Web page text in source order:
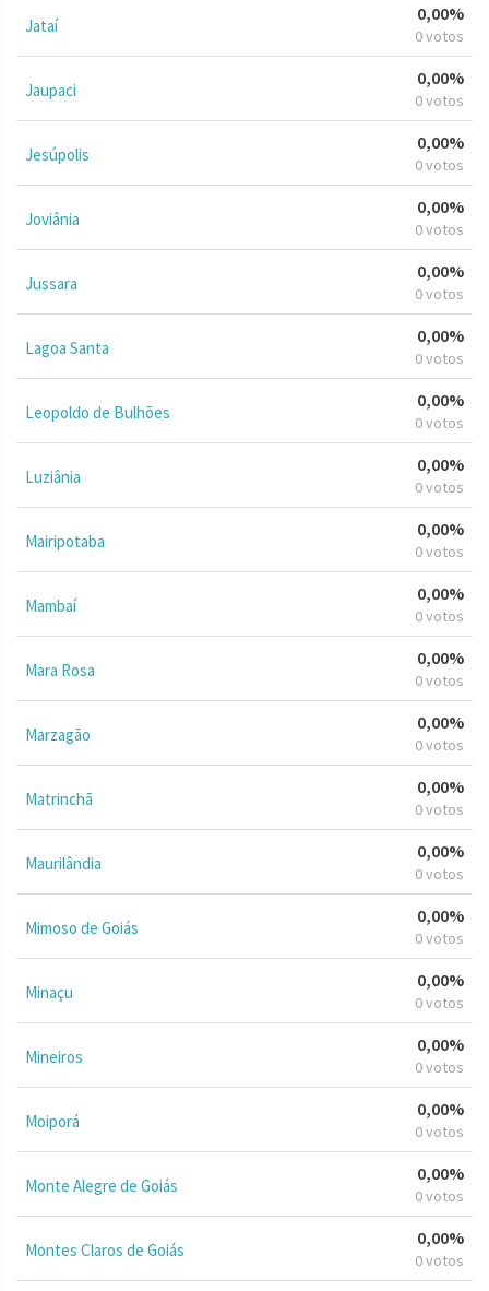
Jataí
0,00%
0 votos
Jaupaci
0,00%
0 votos
Jesúpolis
0,00%
0 votos
Joviânia
0,00%
0 votos
Jussara
0,00%
0 votos
Lagoa Santa
0,00%
0 votos
Leopoldo de Bulhões
0,00%
0 votos
Luziânia
0,00%
0 votos
Mairipotaba
0,00%
0 votos
Mambaí
0,00%
0 votos
Mara Rosa
0,00%
0 votos
Marzagão
0,00%
0 votos
Matrinchã
0,00%
0 votos
Maurilândia
0,00%
0 votos
Mimoso de Goiás
0,00%
0 votos
Minaçu
0,00%
0 votos
Mineiros
0,00%
0 votos
Moiporá
0,00%
0 votos
Monte Alegre de Goiás
0,00%
0 votos
Montes Claros de Goiás
0,00%
0 votos